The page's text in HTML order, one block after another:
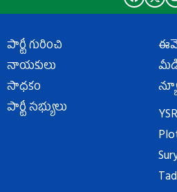
పార్టీ గురించి
నాయకులు
సాధకం
పార్టీ సభ్యులు